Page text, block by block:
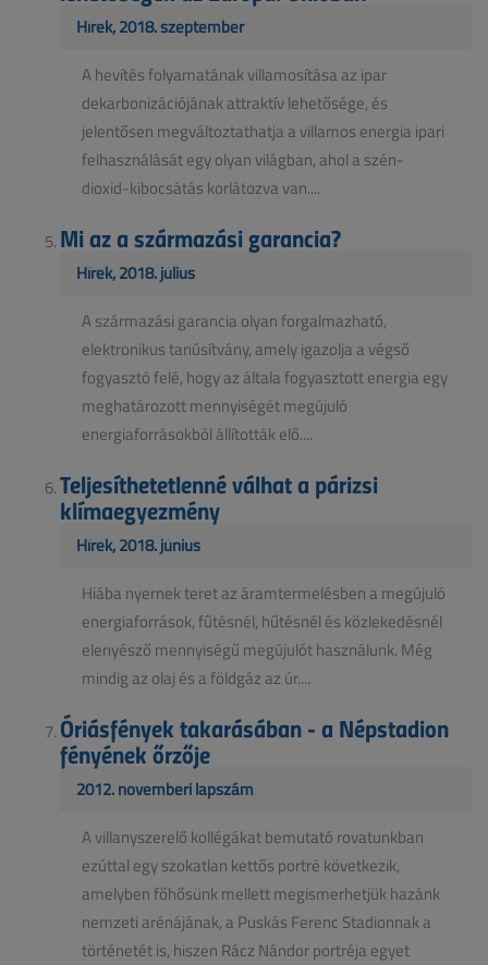
Hírek, 2018. szeptember
A hevítés folyamatának villamosítása az ipar
dekarbonizációjának attraktív lehetősége, és
jelentősen megváltoztathatja a villamos energia ipari
felhasználását egy olyan világban, ahol a szén-
dioxid-kibocsátás korlátozva van....
Mi az a származási garancia?
Hírek, 2018. július
A származási garancia olyan forgalmazható,
elektronikus tanúsítvány, amely igazolja a végső
fogyasztó felé, hogy az általa fogyasztott energia egy
meghatározott mennyiségét megújuló
energiaforrásokból állították elő....
Teljesíthetetlenné válhat a párizsi
klímaegyezmény
Hírek, 2018. június
Hiába nyernek teret az áramtermelésben a megújuló
energiaforrások, fűtésnél, hűtésnél és közlekedésnél
elenyésző mennyiségű megújulót használunk. Még
mindig az olaj és a földgáz az úr....
Óriásfények takarásában - a Népstadion
fényének őrzője
2012. novemberi lapszám
A villanyszerelő kollégákat bemutató rovatunkban
ezúttal egy szokatlan kettős portré következik,
amelyben főhősünk mellett megismerhetjük hazánk
nemzeti arénájának, a Puskás Ferenc Stadionnak a
történetét is, hiszen Rácz Nándor portréja egyet